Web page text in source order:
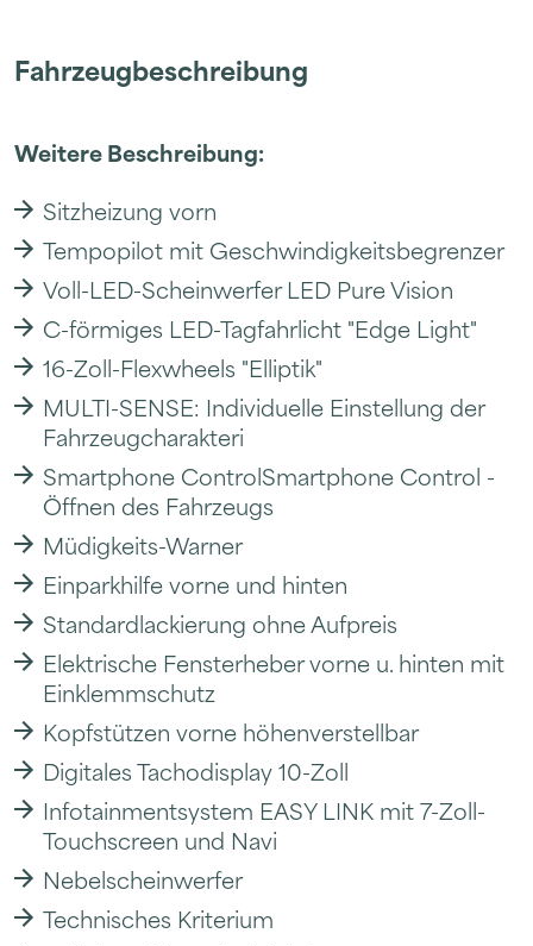
Fahrzeugbeschreibung
Weitere Beschreibung:
Sitzheizung vorn
Tempopilot mit Geschwindigkeitsbegrenzer
Voll-LED-Scheinwerfer LED Pure Vision
C-förmiges LED-Tagfahrlicht "Edge Light"
16-Zoll-Flexwheels "Elliptik"
MULTI-SENSE: Individuelle Einstellung der
Fahrzeugcharakteri
Smartphone ControlSmartphone Control -
Öffnen des Fahrzeugs
Müdigkeits-Warner
Einparkhilfe vorne und hinten
Standardlackierung ohne Aufpreis
Elektrische Fensterheber vorne u. hinten mit
Einklemmschutz
Kopfstützen vorne höhenverstellbar
Digitales Tachodisplay 10-Zoll
Infotainmentsystem EASY LINK mit 7-Zoll-
Touchscreen und Navi
Nebelscheinwerfer
Technisches Kriterium